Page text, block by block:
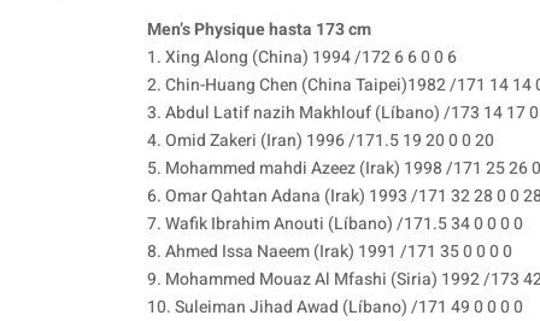
Men’s Physique hasta 173 cm
1. Xing Along (China) 1994 /172 6 6 0 0 6
2. Chin-Huang Chen (China Taipei)1982 /171 14 14
3. Abdul Latif nazih Makhlouf (Líbano) /173 14 17
4. Omid Zakeri (Iran) 1996 /171.5 19 20 0 0 20
5. Mohammed mahdi Azeez (Irak) 1998 /171 25 26
6. Omar Qahtan Adana (Irak) 1993 /171 32 28 0 0 28
7. Wafik Ibrahim Anouti (Líbano) /171.5 34 0 0 0 0
8. Ahmed Issa Naeem (Irak) 1991 /171 35 0 0 0 0
9. Mohammed Mouaz Al Mfashi (Siria) 1992 /173
10. Suleiman Jihad Awad (Líbano) /171 49 0 0 0 0